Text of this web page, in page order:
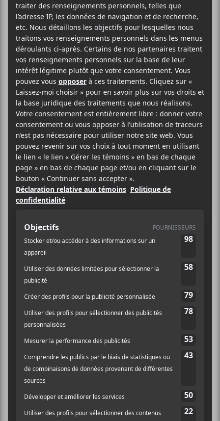
Enregistrement devant publique de l’émission
Concert sur mesure, animée par Claudine Prévost,
qui met à l’honneurGreg Beaudin.
Gratuit
Maison Radio-Canada
1000, avenue Papineau
Montréal, Québec H2K 0C2
Canada
+ Google Map
514-597-5000
Voir Lieu site web
Réservations